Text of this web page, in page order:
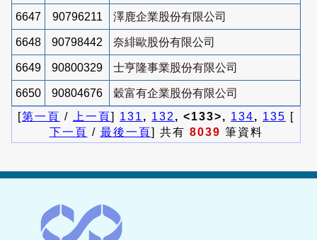
6647 90796211 澤鹿企業股份有限公司
6648 90798442 奈緋歐股份有限公司
6649 90800329 士亨隆事業股份有限公司
6650 90804676
穀富有企業股份有限公司
[第一頁 / 上一頁] 131 , 132 , <133>, 134, 135 [
下一頁 / 最後一頁] 共有 8039 筆資料